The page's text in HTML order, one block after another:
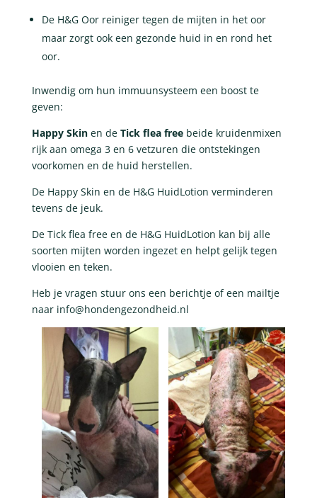
De H&G Oor reiniger tegen de mijten in het oor
maar zorgt ook een gezonde huid in en rond het
oor.
Inwendig om hun immuunsysteem een boost te
geven:
Happy Skinen de Tick flea freebeide kruidenmixen
rijk aan omega 3 en 6 vetzuren die ontstekingen
voorkomen en de huid herstellen.
De Happy Skin en de H&G HuidLotion verminderen
tevens de jeuk.
De Tick flea free en de H&G HuidLotion kan bij alle
soorten mijten worden ingezet en helpt gelijk tegen
vlooien en teken.
Heb je vragen stuur ons een berichtje of een mailtje
naar info@hondengezondheid.nl